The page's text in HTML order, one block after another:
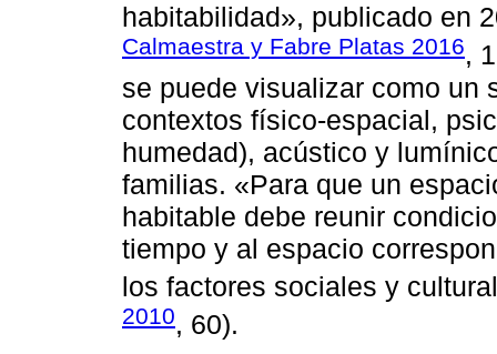
habitabilidad», publicado en
Calmaestra y Fabre Platas 2016,
se puede visualizar como un
contextos físico-espacial,
humedad), acústico y
familias. «Para que un
habitable debe reunir
tiempo y al espacio
los factores sociales y
2010, 60).